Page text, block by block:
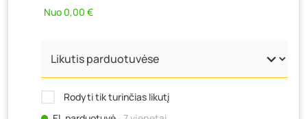
Nuo 0,00 €
Rodyti tik turinčias likutį